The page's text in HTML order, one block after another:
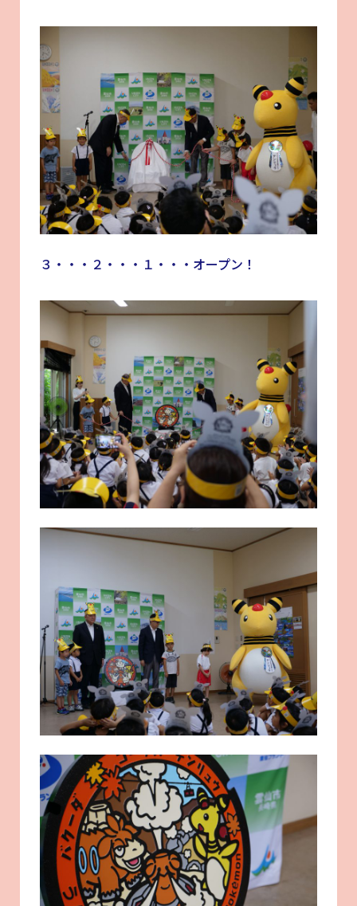
３・・・２・・・１・・・オープン！